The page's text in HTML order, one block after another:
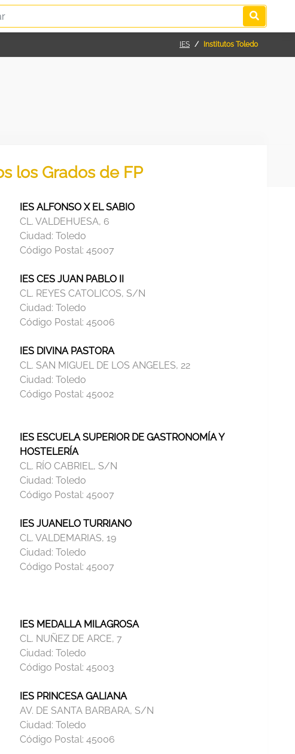
IES Institutos Toledo
los Grados de FP
IES ALFONSO X EL SABIO
CL. VALDEHUESA, 6
Ciudad: Toledo
Código Postal: 45007
IES CES JUAN PABLO II
CL. REYES CATOLICOS, S/N
Ciudad: Toledo
Código Postal: 45006
IES DIVINA PASTORA
CL. SAN MIGUEL DE LOS ANGELES, 22
Ciudad: Toledo
Código Postal: 45002
IES ESCUELA SUPERIOR DE GASTRONOMÍA Y
HOSTELERÍA
CL. RÍO CABRIEL, S/N
Ciudad: Toledo
Código Postal: 45007
IES JUANELO TURRIANO
CL. VALDEMARIAS, 19
Ciudad: Toledo
Código Postal: 45007
IES MEDALLA MILAGROSA
CL. NUÑEZ DE ARCE, 7
Ciudad: Toledo
Código Postal: 45003
IES PRINCESA GALIANA
AV. DE SANTA BARBARA, S/N
Ciudad: Toledo
Código Postal: 45006